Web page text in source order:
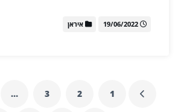
19/06/2022 איראן
1
2
3
…